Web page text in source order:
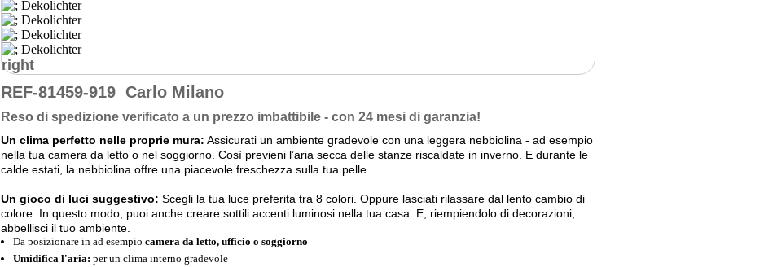
right
REF-81459-919 Carlo Milano
Reso di spedizione verificato a un prezzo imbattibile - con 24 mesi di garanzia!
Un clima perfetto nelle proprie mura: Assicurati un ambiente gradevole con una leggera nebbiolina - ad esempio
nella tua camera da letto o nel soggiorno. Così previeni l’aria secca delle stanze riscaldate in inverno. E durante le
calde estati, la nebbiolina offre una piacevole freschezza sulla tua pelle.
Un gioco di luci suggestivo: Scegli la tua luce preferita tra 8 colori. Oppure lasciati rilassare dal lento cambio di
colore. In questo modo, puoi anche creare sottili accenti luminosi nella tua casa. E, riempiendolo di decorazioni,
abbellisci il tuo ambiente.
Da posizionare in ad esempio camera da letto, ufficio o soggiorno
Umidifica l'aria: per un clima interno gradevole